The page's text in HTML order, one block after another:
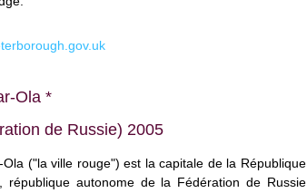
Ola *
de Russie) 2005
Ola ("la ville rouge") est la capitale de la République
république autonome de la Fédération de Russie